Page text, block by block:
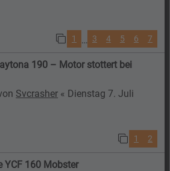
1 … 3 4 5 6 7
190 – Motor stottert bei
Svcrasher « Dienstag 7. Juli
1 2
YCF 160 Mobster